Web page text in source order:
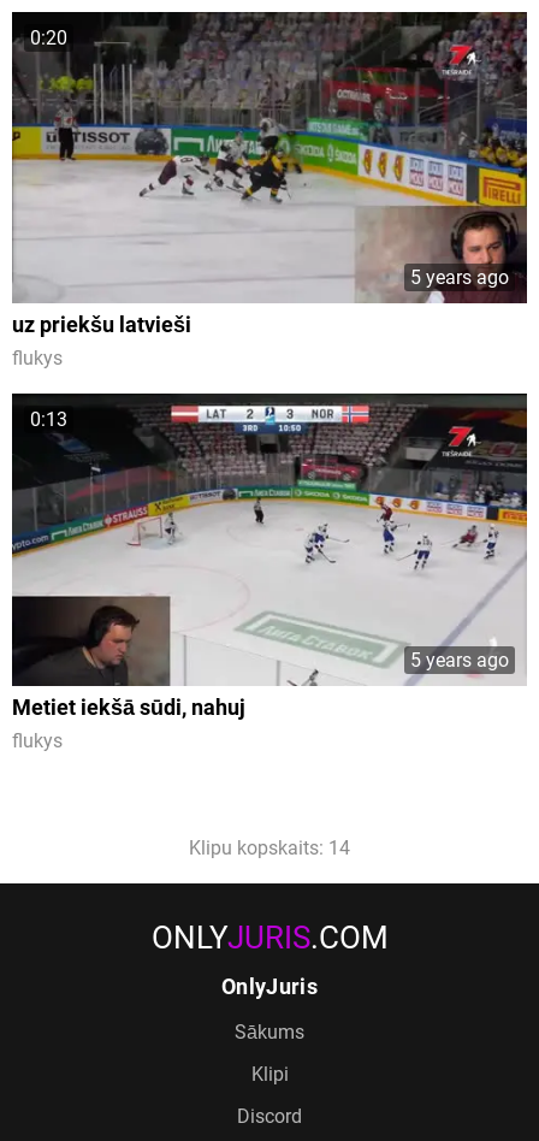
0:20
5 years ago
uz priekšu latvieši
flukys
0:13
5 years ago
Metiet iekšā sūdi, nahuj
flukys
Klipu kopskaits: 14
ONLYJURIS.COM
OnlyJuris
Sākums
Klipi
Discord